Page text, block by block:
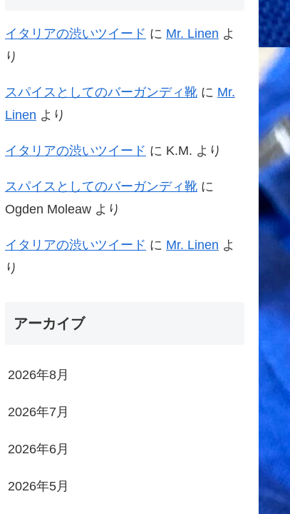
イタリアの渋いツイード に Mr. Linen よ
り
スパイスとしてのバーガンディ靴 に Mr.
Linen より
イタリアの渋いツイード に K.M. より
スパイスとしてのバーガンディ靴 に
Ogden Moleaw より
イタリアの渋いツイード に Mr. Linen よ
り
アーカイブ
2026年8月
2026年7月
2026年6月
2026年5月